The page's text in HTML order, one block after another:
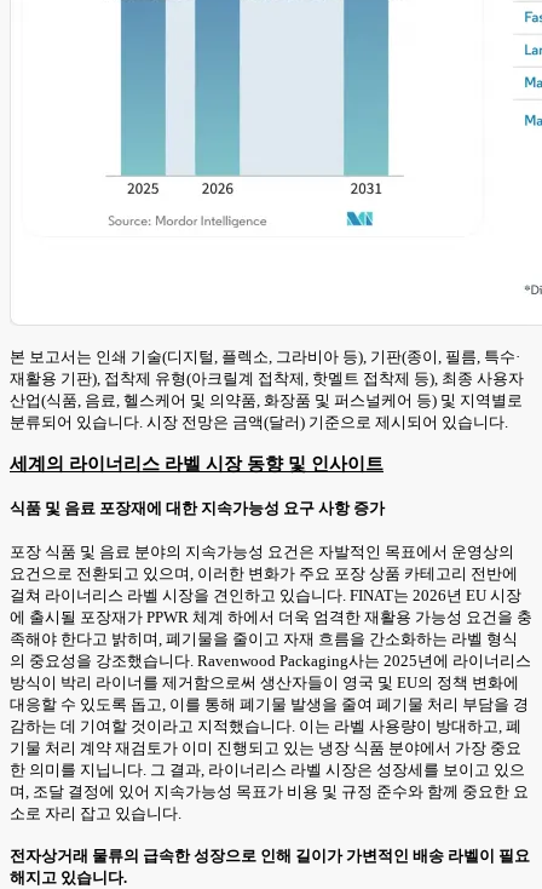
본 보고서는 인쇄 기술(디지털, 플렉소, 그라비아 등), 기판(종이, 필름, 특수·
재활용 기판), 접착제 유형(아크릴계 접착제, 핫멜트 접착제 등), 최종 사용자
산업(식품, 음료, 헬스케어 및 의약품, 화장품 및 퍼스널케어 등) 및 지역별로
분류되어 있습니다. 시장 전망은 금액(달러) 기준으로 제시되어 있습니다.
세계의 라이너리스 라벨 시장 동향 및 인사이트
식품 및 음료 포장재에 대한 지속가능성 요구 사항 증가
포장 식품 및 음료 분야의 지속가능성 요건은 자발적인 목표에서 운영상의
요건으로 전환되고 있으며, 이러한 변화가 주요 포장 상품 카테고리 전반에
걸쳐 라이너리스 라벨 시장을 견인하고 있습니다. FINAT는 2026년 EU 시장
에 출시될 포장재가 PPWR 체계 하에서 더욱 엄격한 재활용 가능성 요건을 충
족해야 한다고 밝히며, 폐기물을 줄이고 자재 흐름을 간소화하는 라벨 형식
의 중요성을 강조했습니다. Ravenwood Packaging사는 2025년에 라이너리스
방식이 박리 라이너를 제거함으로써 생산자들이 영국 및 EU의 정책 변화에
대응할 수 있도록 돕고, 이를 통해 폐기물 발생을 줄여 폐기물 처리 부담을 경
감하는 데 기여할 것이라고 지적했습니다. 이는 라벨 사용량이 방대하고, 폐
기물 처리 계약 재검토가 이미 진행되고 있는 냉장 식품 분야에서 가장 중요
한 의미를 지닙니다. 그 결과, 라이너리스 라벨 시장은 성장세를 보이고 있으
며, 조달 결정에 있어 지속가능성 목표가 비용 및 규정 준수와 함께 중요한 요
소로 자리 잡고 있습니다.
전자상거래 물류의 급속한 성장으로 인해 길이가 가변적인 배송 라벨이 필요
해지고 있습니다.